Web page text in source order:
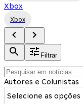
Xbox
Xbox
Filtrar
Autores e Colunistas
Selecione as opções